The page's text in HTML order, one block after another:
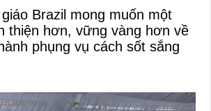
Brazil mong muốn một
thiện hơn, vững vàng hơn về
phụng vụ cách sốt sắng